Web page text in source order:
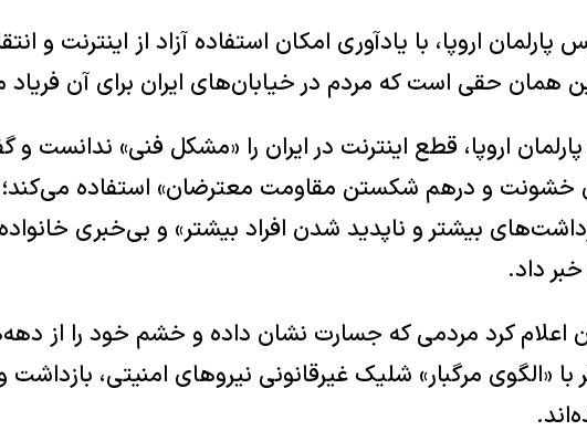
پارلمان اروپا، با یادآوری امکان استفاده آزاد از اینترنت و
این همان حقی است که مردم در خیابان‌های ایران برای آن فریاد
اروپا، قطع اینترنت در ایران را «مشکل فنی» ندانست و
خشونت و درهم شکستن مقاومت معترضان» استفاده می‌کند؛
بیشتر و ناپدید شدن افراد بیشتر» و بی‌خبری
داد.
اعلام کرد مردمی که جسارت نشان داده و خشم خود را از
با «الگوی مرگبار» شلیک غیرقانونی نیروهای امنیتی،